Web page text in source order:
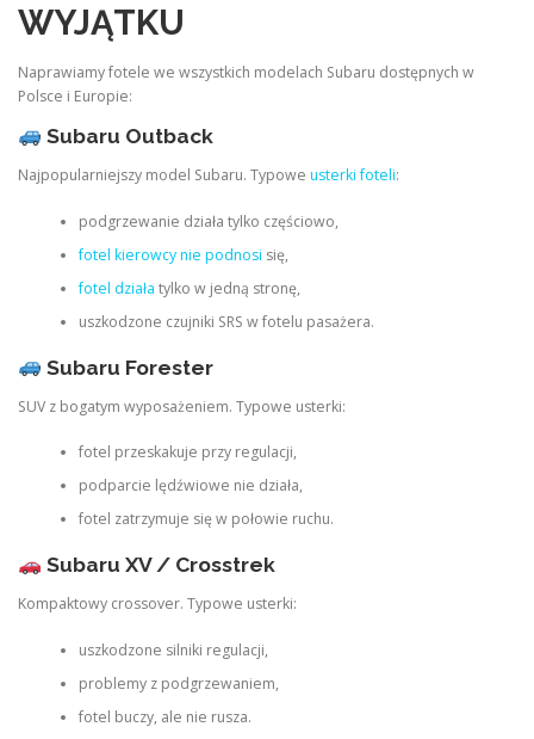
WYJĄTKU
Naprawiamy fotele we wszystkich modelach Subaru dostępnych w
Polsce i Europie:
Subaru Outback
Najpopularniejszy model Subaru. Typowe usterki foteli:
podgrzewanie działa tylko częściowo,
fotel kierowcy nie podnosi się,
fotel działa tylko w jedną stronę,
uszkodzone czujniki SRS w fotelu pasażera.
Subaru Forester
SUV z bogatym wyposażeniem. Typowe usterki:
fotel przeskakuje przy regulacji,
podparcie lędźwiowe nie działa,
fotel zatrzymuje się w połowie ruchu.
Subaru XV / Crosstrek
Kompaktowy crossover. Typowe usterki:
uszkodzone silniki regulacji,
problemy z podgrzewaniem,
fotel buczy, ale nie rusza.